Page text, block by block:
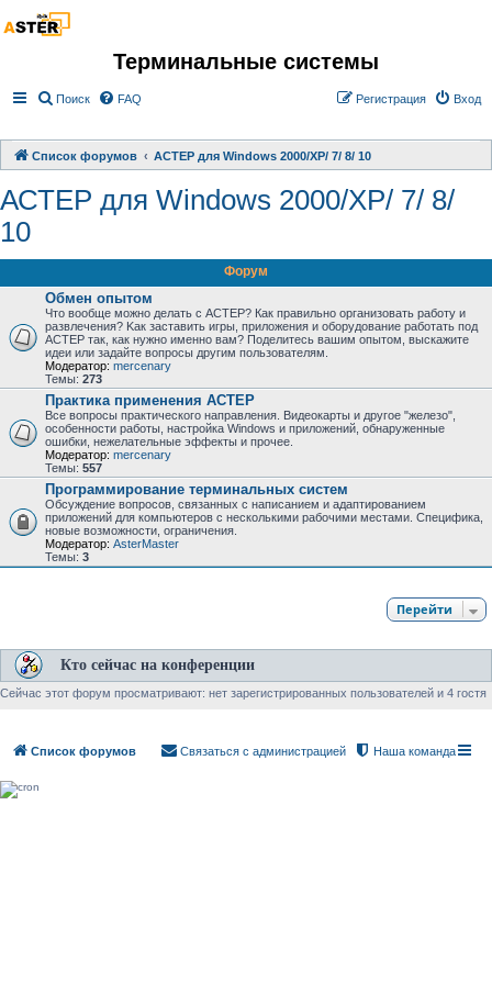
Терминальные системы
Поиск FAQ Вход
Регистрация
Список форумов АСТЕР для Windows 2000/XP/ 7/ 8/ 10
АСТЕР для Windows 2000/XP/ 7/ 8/
10
Форум
Обмен опытом
Что вообще можно делать с АСТЕР? Как правильно организовать работу и
развлечения? Kак заставить игры, приложения и оборудование работать под
АСТЕР так, как нужно именно вам? Поделитесь вашим опытом, выскажите
идеи или задайте вопросы другим пользователям.
Модератор: mercenary
Темы: 273
Практика применения АСТЕР
Все вопросы практического направления. Видеокарты и другое "железо",
особенности работы, настройка Windows и приложений, обнаруженные
ошибки, нежелательные эффекты и прочее.
Модератор: mercenary
Темы: 557
Программирование терминальных систем
Обсуждение вопросов, связанных с написанием и адаптированием
приложений для компьютеров с несколькими рабочими местами. Специфика,
новые возможности, ограничения.
Модератор: AsterMaster
Темы: 3
Перейти
Кто сейчас на конференции
Сейчас этот форум просматривают: нет зарегистрированных пользователей и 4 гостя
Список форумов Наша команда
Связаться с администрацией